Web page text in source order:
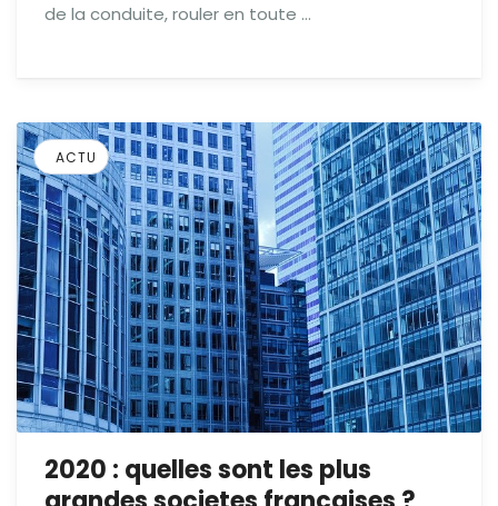
de la conduite, rouler en toute …
ACTU
2020 : quelles sont les plus